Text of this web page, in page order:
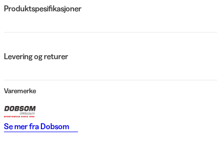
Produktspesifikasjoner
Levering og returer
Varemerke
Se mer fra Dobsom